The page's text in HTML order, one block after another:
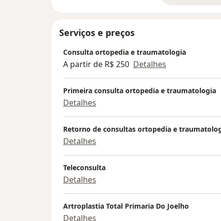
Serviços e preços
Consulta ortopedia e traumatologia
A partir de R$ 250 Detalhes
Primeira consulta ortopedia e traumatologia
Detalhes
Retorno de consultas ortopedia e
Detalhes
Teleconsulta
Detalhes
Artroplastia Total Primaria Do Joelho
Detalhes